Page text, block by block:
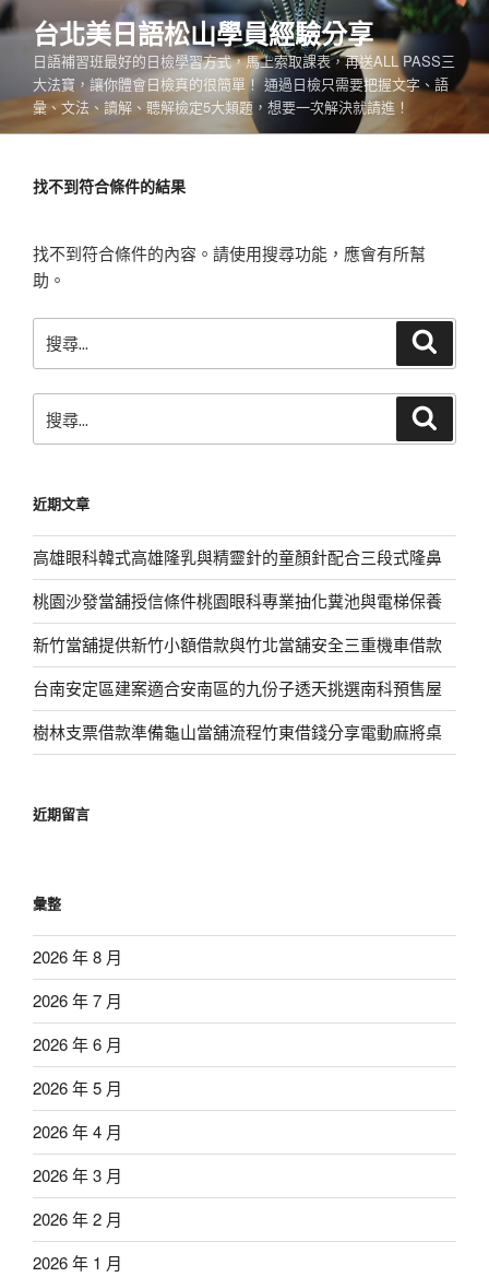
跳
至
內
台北美日語松山學員經驗分享
日語補習班最好的日檢學習方式，馬上索取課表，再送ALL PASS三
大法寶，讓你體會日檢真的很簡單！ 通過日檢只需要把握文字、語
彙、文法、讀解、聽解檢定5大類題，想要一次解決就請進！
找不到符合條件的結果
找不到符合條件的內容。請使用搜尋功能，應會有所幫
助。
尋
字:
尋
字:
近期文章
高雄眼科韓式高雄隆乳與精靈針的童顏針配合三段式隆鼻
桃園沙發當舖授信條件桃園眼科專業抽化糞池與電梯保養
新竹當舖提供新竹小額借款與竹北當舖安全三重機車借款
台南安定區建案適合安南區的九份子透天挑選南科預售屋
樹林支票借款準備龜山當舖流程竹東借錢分享電動麻將桌
近期留言
彙整
2026 年 8 月
2026 年 7 月
2026 年 6 月
2026 年 5 月
2026 年 4 月
2026 年 3 月
2026 年 2 月
2026 年 1 月